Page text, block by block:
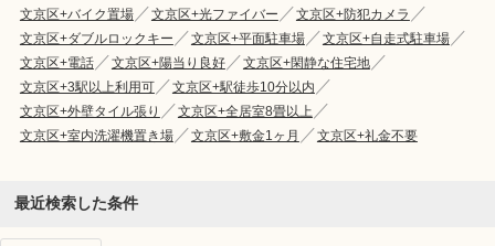
文京区+バイク置場
文京区+光ファイバー
文京区+防犯カメラ
文京区+ダブルロックキー
文京区+平面駐車場
文京区+自走式駐車場
文京区+電話
文京区+陽当り良好
文京区+閑静な住宅地
文京区+3駅以上利用可
文京区+駅徒歩10分以内
文京区+外壁タイル張り
文京区+全居室8畳以上
文京区+室内洗濯機置き場
文京区+敷金1ヶ月 文京区+礼金不要
最近検索した条件